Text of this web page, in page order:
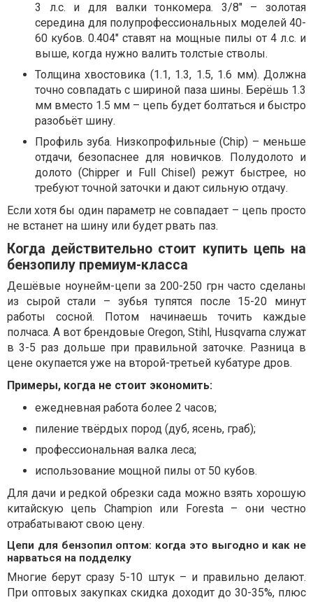
3 л.с. и для валки тонкомера. 3/8″ – золотая
середина для полупрофессиональных моделей 40-
60 кубов. 0.404″ ставят на мощные пилы от 4 л.с. и
выше, когда нужно валить толстые стволы.
Толщина хвостовика (1.1, 1.3, 1.5, 1.6 мм). Должна
точно совпадать с шириной паза шины. Берёшь 1.3
мм вместо 1.5 мм – цепь будет болтаться и быстро
разобьёт шину.
Профиль зуба. Низкопрофильные (Chip) – меньше
отдачи, безопаснее для новичков. Полудолото и
долото (Chipper и Full Chisel) режут быстрее, но
требуют точной заточки и дают сильную отдачу.
Если хотя бы один параметр не совпадает – цепь просто
не встанет на шину или будет рвать паз.
Когда действительно стоит купить цепь на
бензопилу премиум-класса
Дешёвые ноунейм-цепи за 200-250 грн часто сделаны
из сырой стали – зубья тупятся после 15-20 минут
работы сосной. Потом начинаешь точить каждые
полчаса. А вот брендовые Oregon, Stihl, Husqvarna служат
в 3-5 раз дольше при правильной заточке. Разница в
цене окупается уже на второй-третьей кубатуре дров.
Примеры, когда не стоит экономить:
ежедневная работа более 2 часов;
пиление твёрдых пород (дуб, ясень, граб);
профессиональная валка леса;
использование мощной пилы от 50 кубов.
Для дачи и редкой обрезки сада можно взять хорошую
китайскую цепь Champion или Foresta – они честно
отрабатывают свою цену.
Цепи для бензопил оптом: когда это выгодно и как не
нарваться на подделку
Многие берут сразу 5-10 штук – и правильно делают.
При оптовых закупках скидка доходит до 30-35%, плюс